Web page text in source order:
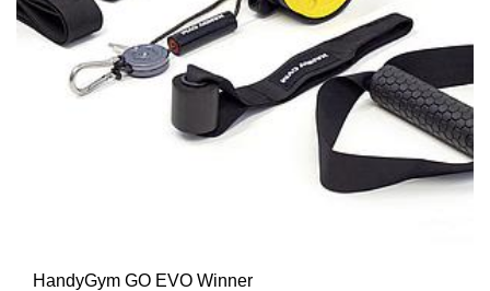
HandyGym GO EVO Winner